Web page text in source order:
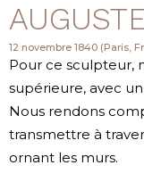
12 novembre 1840 (Paris,
Pour ce sculpteur,
supérieure, avec
Nous rendons
transmettre à
ornant les murs.